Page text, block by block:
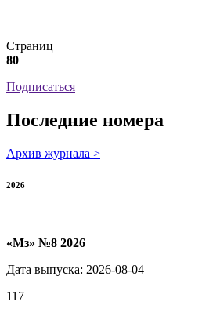
Страниц
80
Подписаться
Последние номера
Архив журнала >
2026
«Мз» №8 2026
Дата выпуска: 2026-08-04
117